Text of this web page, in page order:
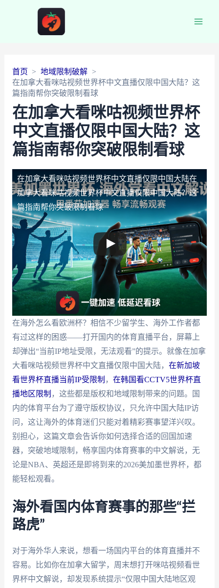
首页
地域限制破解
在加拿大看咪咕视频世界杯中文直播仅限中国大陆？这
篇指南帮你突破限制看球
在加拿大看咪咕视频世界杯
中文直播仅限中国大陆？这
篇指南帮你突破限制看球
在加拿大看咪咕视频世界杯中文直播仅限中国大陆在
加拿大看咪咕视频世界杯中文直播仅限中国大陆？这
篇指南帮你突破限制看球
在海外怎么看欧洲杯？相信不少留学生、海外工作者都
有过这样的困惑——打开国内的体育直播平台，屏幕上
却弹出“当前IP地址受限，无法观看”的提示。就像在加拿
大看咪咕视频世界杯中文直播仅限中国大陆， 在新加坡
看世界杯直播当前IP受限制 ， 在韩国看CCTV5世界杯直
播地区限制 ，这些都是版权和地域限制带来的问题。国
内的体育平台为了遵守版权协议，只允许中国大陆IP访
问，这让海外的体育迷们只能对着精彩赛事望洋兴叹。
别担心，这篇文章会告诉你如何选择合适的回国加速
器，突破地域限制，畅享国内体育赛事的中文解说，无
论是NBA、英超还是即将到来的2026美加墨世界杯，都
能轻松观看。
海外看国内体育赛事的那些“拦
路虎”
对于海外华人来说，想看一场国内平台的体育直播并不
容易。比如你在加拿大留学，周末想打开咪咕视频看世
界杯中文解说，却发现系统提示“仅限中国大陆地区观